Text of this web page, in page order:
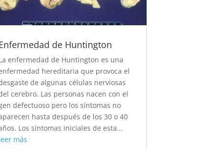
de Huntington
enfermedad de Huntington es una
hereditaria que provoca el
de algunas células nerviosas
cerebro. Las personas nacen con el
defectuoso pero los síntomas no
hasta después de los 30 o 40
Los síntomas iniciales de esta...
más